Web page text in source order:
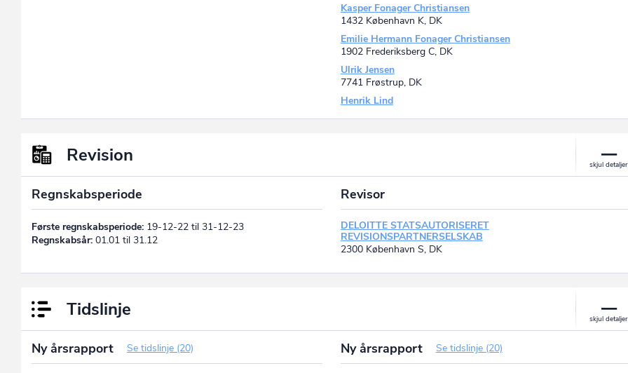
Kasper Fonager Christiansen
1432 København K, DK
Emilie Hermann Fonager Christiansen
1902 Frederiksberg C, DK
Ulrik Jensen
7741 Frøstrup, DK
Henrik Lind
Revision
Regnskabsperiode
Første regnskabsperiode: 19-12-22 til 31-12-23
Regnskabsår: 01.01 til 31.12
Revisor
DELOITTE STATSAUTORISERET
REVISIONSPARTNERSELSKAB
2300 København S, DK
Tidslinje
Ny årsrapport Se tidslinje (20) Ny årsrapport Se tidslinje (20)